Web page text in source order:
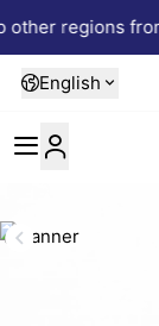
regions from 199
English